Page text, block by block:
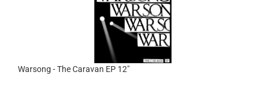
Warsong - The Caravan EP 12"